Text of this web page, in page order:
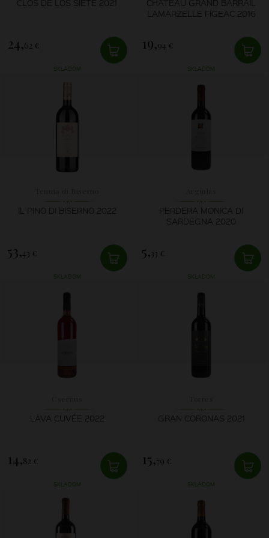
CLOS DE LOS SIETE 2021
24,62 €
SKLADOM
CHÂTEAU GRAND BARRAIL
LAMARZELLE FIGEAC 2016
19,94 €
SKLADOM
IL PINO DI BISERNO 2022
53,43 €
SKLADOM
PERDERA MONICA DI
SARDEGNA 2020
5, 33 €
SKLADOM
LÁVA CUVÉE 2022
14,82 €
SKLADOM
GRAN CORONAS 2021
15,79 €
SKLADOM